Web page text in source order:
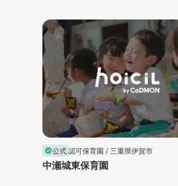
verified公式認可保育園 / 三重県伊賀市
中瀬城東保育園